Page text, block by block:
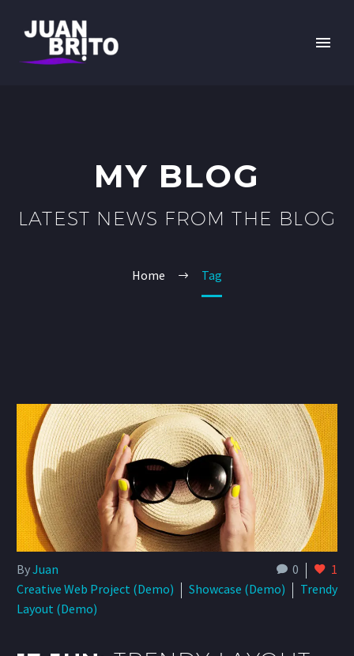
MY BLOG
LATEST NEWS FROM THE BLOG
Home Tag
0 1
ByJuan
Creative Web Project (Demo)
Showcase (Demo)
Trendy
Layout (Demo)